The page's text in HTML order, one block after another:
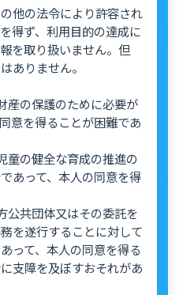
他の法令により許容され
得ず、利用目的の達成に
を取り扱いません。但
ありません。
の保護のために必要が
意を得ることが困難であ
の健全な育成の推進の
あって、本人の同意を得
共団体又はその委託を
を遂行することに対して
って、本人の同意を得る
支障を及ぼすおそれがあ